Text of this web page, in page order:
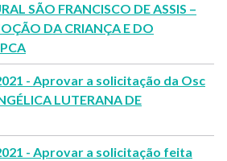
SÃO FRANCISCO DE ASSIS –
DA CRIANÇA E DO
- Aprovar a solicitação da Osc
LUTERANA DE
- Aprovar a solicitação feita